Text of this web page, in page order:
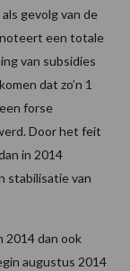
gevolg van de
een totale
van subsidies
dat zo’n 1
forse
Door het feit
in 2014
stabilisatie van
2014 dan ook
augustus 2014